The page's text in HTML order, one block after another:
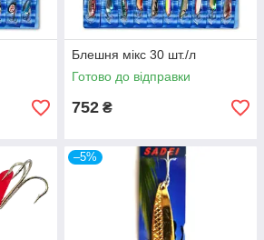
Блешня мікс 30 шт./л
Готово до відправки
752 ₴
–5%